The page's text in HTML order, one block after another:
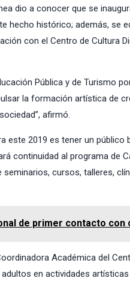
dio a conocer que se
histórico; además, se
con el Centro de Cultura
Pública y de Turismo
la formación artística de
afirmó.
este 2019 es tener un
continuidad al programa de
cursos, talleres,
de primer contacto con
Académica del
en actividades